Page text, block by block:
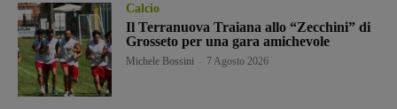
Calcio
Il Terranuova Traiana allo “Zecchini” di
Grosseto per una gara amichevole
Michele Bossini 7 Agosto 2026